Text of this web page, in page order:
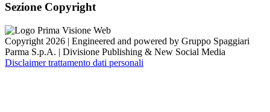
Sezione Copyright
Copyright 2026 | Engineered and powered by Gruppo Spaggiari
Parma S.p.A. | Divisione Publishing & New Social Media
Disclaimer trattamento dati personali